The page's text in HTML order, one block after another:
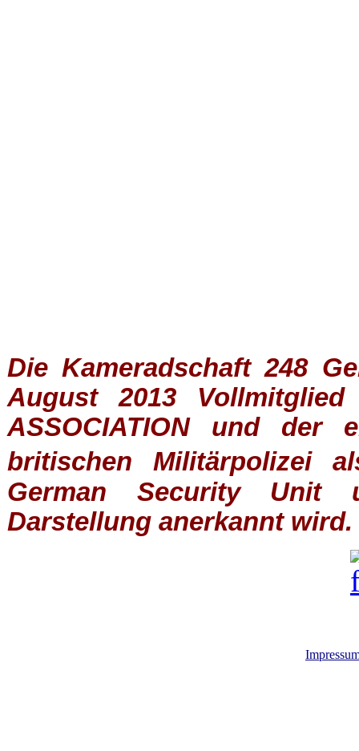
Die Kameradschaft 248
August 2013
ASSOCIATIONund der
britischen
Militärpolizei
German Security Unit
Darstellung anerkannt wird.